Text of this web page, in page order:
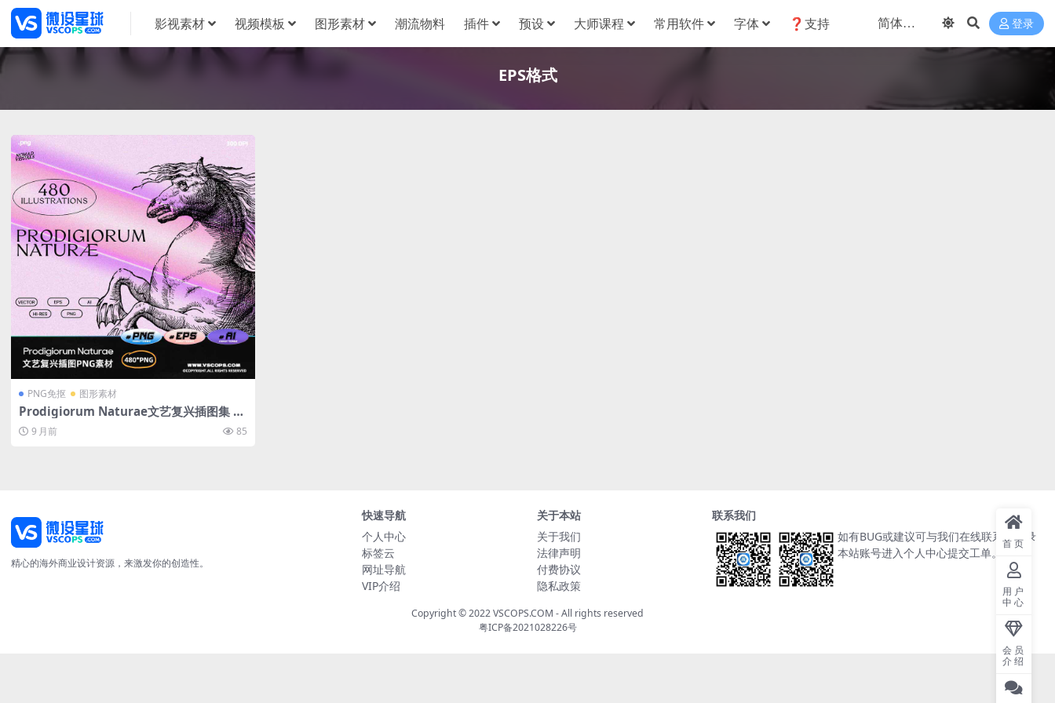
影视素材 视频模板 图形素材 潮流物料 插件 预设 大师课程 常用软件 字体 ❓支持 登录
EPS格式
PNG免抠 图形素材
Prodigiorum Naturae文艺复兴插图集 48
0幅木刻风格自然图谱数字PNG素材库
9 月前 85
精心的海外商业设计资源，来激发你的创造性。
快速导航
个人中心
标签云
网址导航
VIP介绍
关于本站
关于我们
法律声明
付费协议
隐私政策
联系我们
如有BUG或建议可与我们在线联系或登录
本站账号进入个人中心提交工单。
Copyright © 2022VSCOPS.COM - All rights reserved
粤ICP备2021028226号
首页
用户
中心
会员
介绍